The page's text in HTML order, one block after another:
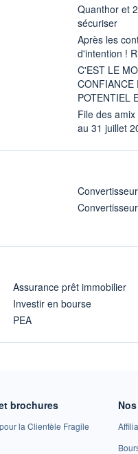
Quanthor et
sécuriser
Après les
d'intention !
C'EST LE
CONFIANCE
POTENTIEL
File des
au 31 juillet
Assurance prêt immobilier
Investir en bourse
PEA
brochures
la Clientèle Fragile